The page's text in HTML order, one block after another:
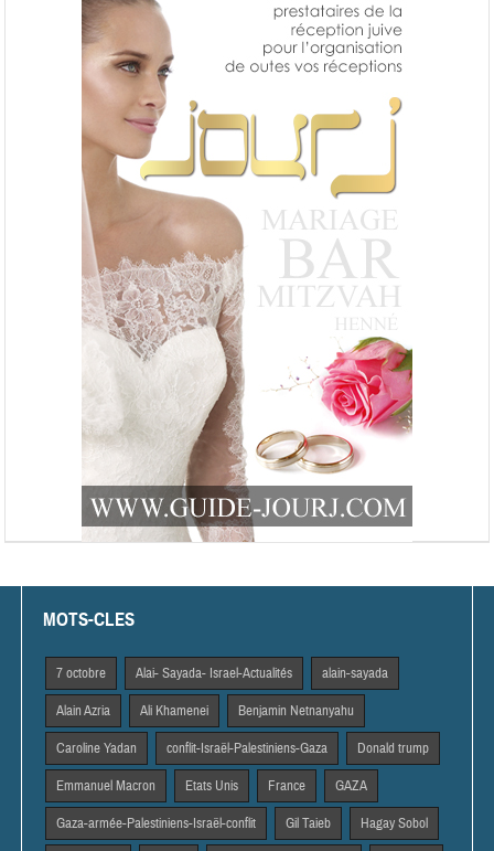
MOTS-CLES
7 octobre Alai- Sayada- Israel-Actualités alain-sayada
Alain Azria Ali Khamenei Benjamin Netnanyahu
Caroline Yadan conflit-Israël-Palestiniens-Gaza Donald trump
Emmanuel Macron Etats Unis France GAZA
Gaza-armée-Palestiniens-Israël-conflit Gil Taieb Hagay Sobol